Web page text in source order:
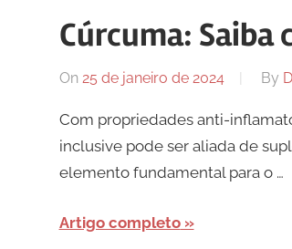
Cúrcuma:
On 25 de janeiro de 2024 By
Com propriedades anti-
inclusive pode ser aliada de
elemento fundamental para o …
Artigo completo